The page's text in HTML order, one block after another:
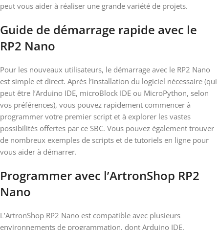
peut vous aider à réaliser une grande variété de projets.
Guide de démarrage rapide avec le
RP2 Nano
Pour les nouveaux utilisateurs, le démarrage avec le RP2 Nano
est simple et direct. Après l’installation du logiciel nécessaire (qui
peut être l’Arduino IDE, microBlock IDE ou MicroPython, selon
vos préférences), vous pouvez rapidement commencer à
programmer votre premier script et à explorer les vastes
possibilités offertes par ce SBC. Vous pouvez également trouver
de nombreux exemples de scripts et de tutoriels en ligne pour
vous aider à démarrer.
Programmer avec l’ArtronShop RP2
Nano
L’ArtronShop RP2 Nano est compatible avec plusieurs
environnements de programmation, dont Arduino IDE,